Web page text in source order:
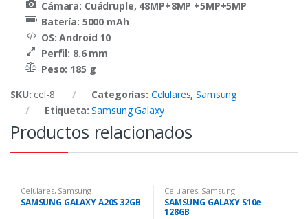
Cámara: Cuádruple, 48MP+8MP +5MP+5MP
Batería: 5000 mAh
OS: Android 10
Perfil: 8.6 mm
Peso: 185 g
SKU: cel-8 Categorías: Celulares,Samsung
Etiqueta:Samsung Galaxy
Productos relacionados
Celulares, Samsung
SAMSUNG GALAXY A20S 32GB
Celulares, Samsung
SAMSUNG GALAXY S10e
128GB